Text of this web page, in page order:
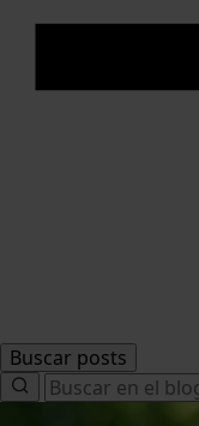
Buscar posts
Search
for: